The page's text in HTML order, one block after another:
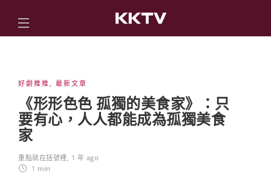
好劇推推, 最新文章
《形形色色 孤獨的美食家》：只
要有心，人人都能成為孤獨美食
家
重點就在括號裡 , 1 年 ago
1 min